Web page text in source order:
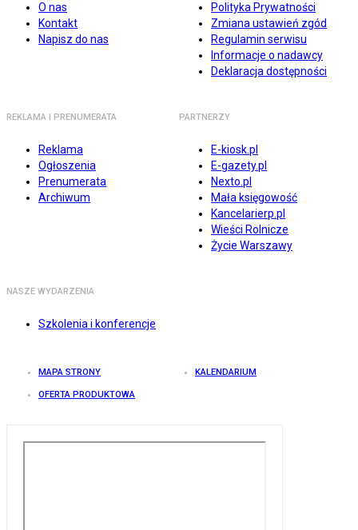
O nas
Kontakt
Napisz do nas
Polityka Prywatności
Zmiana ustawień zgód
Regulamin serwisu
Informacje o nadawcy
Deklaracja dostępności
REKLAMA I PRENUMERATA
Reklama
Ogłoszenia
Prenumerata
Archiwum
PARTNERZY
E-kiosk.pl
E-gazety.pl
Nexto.pl
Mała księgowość
Kancelarierp.pl
Wieści Rolnicze
Życie Warszawy
NASZE WYDARZENIA
Szkolenia i konferencje
MAPA STRONY KALENDARIUM
OFERTA PRODUKTOWA